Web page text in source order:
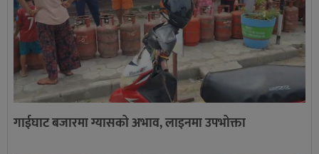
गाईघाट बजारमा ग्यासको अभाव, लाइनमा उपभोक्ता